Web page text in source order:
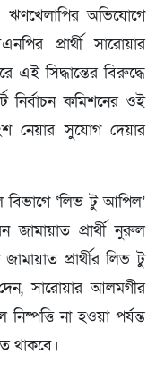
ঋণখেলাপির অভিযোগে
প্রার্থী সারোয়ার
এই সিদ্ধান্তের বিরুদ্ধে
নির্বাচন কমিশনের ওই
নেয়ার সুযোগ দেয়ার
‘লিভ টু আপিল’
প্রার্থী নুরুল
প্রার্থীর লিভ টু
সারোয়ার আলমগীর
না হওয়া পর্যন্ত
থাকবে।